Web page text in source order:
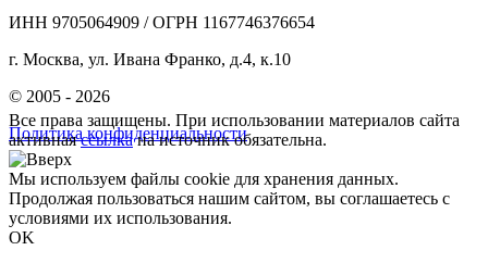
ИНН 9705064909 / ОГРН 1167746376654
г. Москва, ул. Ивана Франко, д.4, к.10
© 2005 - 2026
Политика конфиденциальности
Все права защищены. При использовании материалов сайта
активнаяссылкана источник обязательна.
Мы используем файлы cookie для хранения данных.
Продолжая пользоваться нашим сайтом, вы соглашаетесь с
условиями их использования.
OK